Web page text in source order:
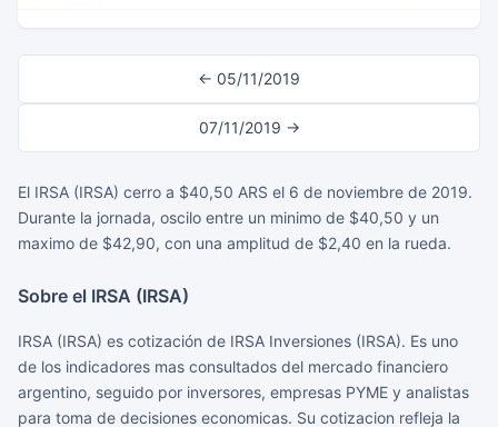
← 05/11/2019
07/11/2019 →
El IRSA (IRSA) cerro a $40,50 ARS el 6 de noviembre de 2019.
Durante la jornada, oscilo entre un minimo de $40,50 y un
maximo de $42,90, con una amplitud de $2,40 en la rueda.
Sobre el IRSA (IRSA)
IRSA (IRSA) es cotización de IRSA Inversiones (IRSA). Es uno
de los indicadores mas consultados del mercado financiero
argentino, seguido por inversores, empresas PYME y analistas
para toma de decisiones economicas. Su cotizacion refleja la